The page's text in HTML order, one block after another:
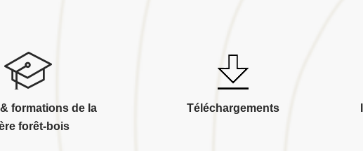
formations de la
forêt-bois
Téléchargements